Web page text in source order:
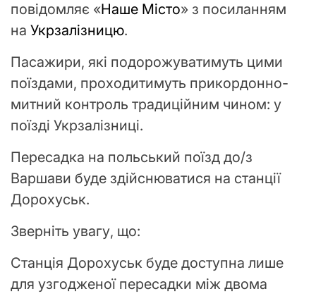
повідомляє «Наше Місто» з посиланням
на Укрзалізницю.
Пасажири, які подорожуватимуть цими
поїздами, проходитимуть прикордонно-
митний контроль традиційним чином: у
поїзді Укрзалізниці.
Пересадка на польський поїзд до/з
Варшави буде здійснюватися на станції
Дорохуськ.
Зверніть увагу, що:
Станція Дорохуськ буде доступна лише
для узгодженої пересадки між двома